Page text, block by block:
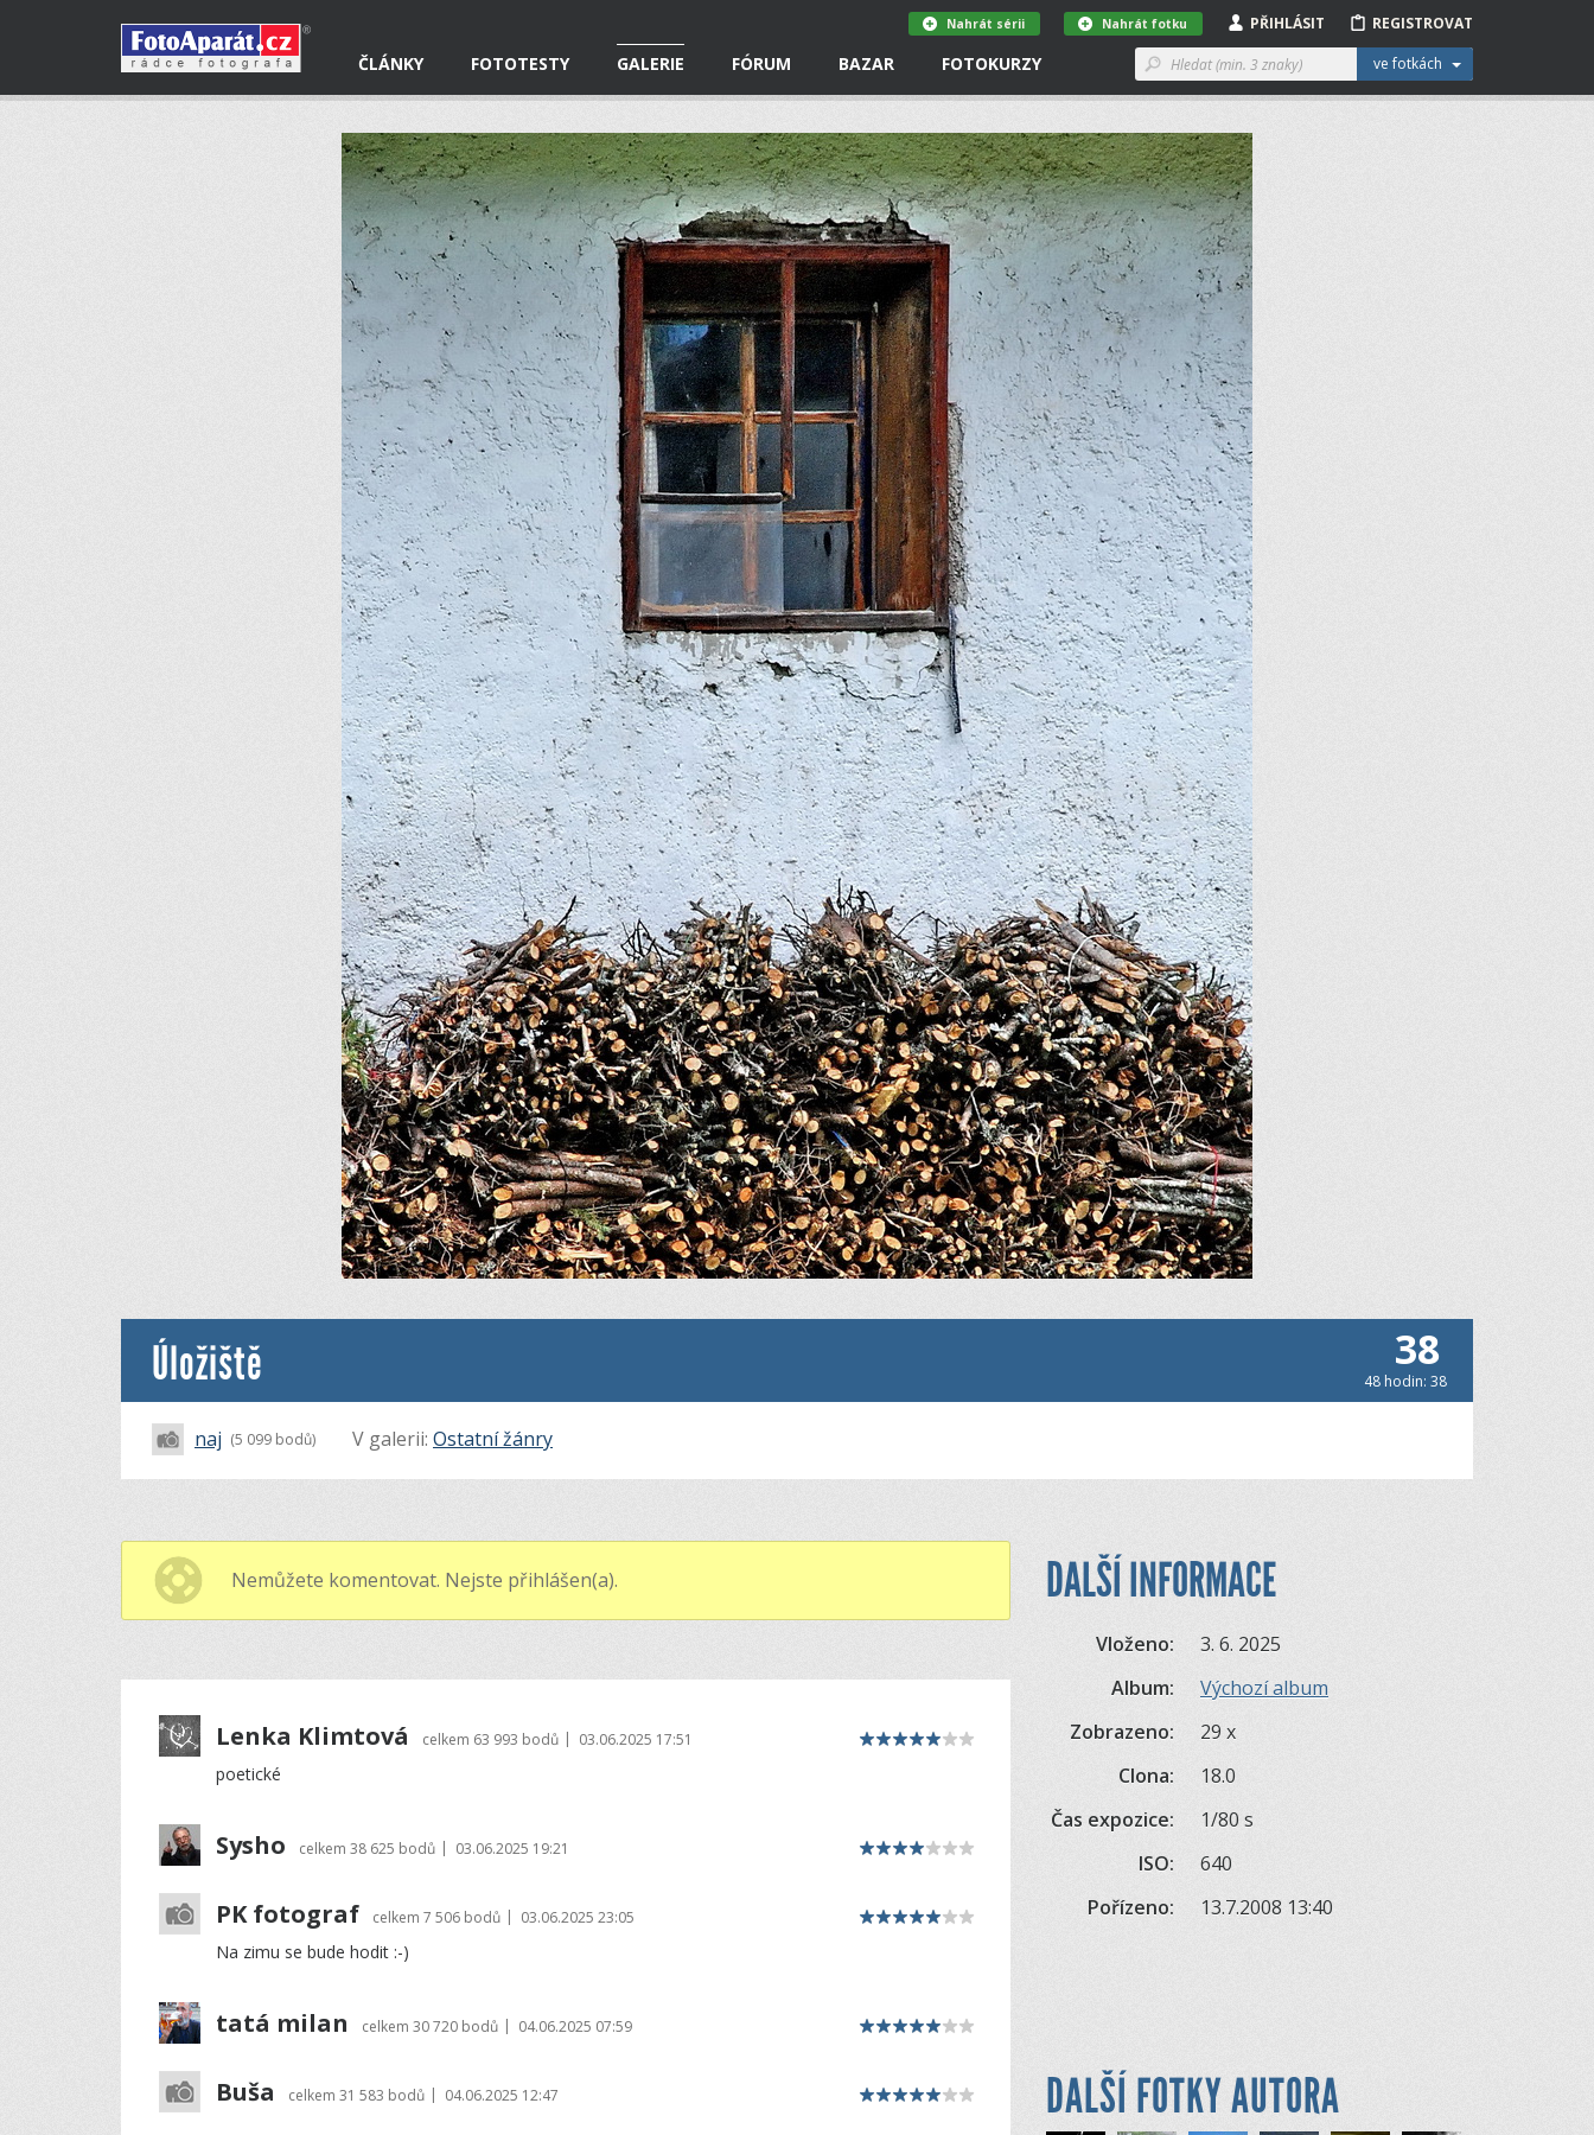
ČLÁNKY FOTOTESTY GALERIE FÓRUM BAZAR FOTOKURZY ve fotkách
REGISTROVAT
PŘIHLÁSIT
Nahrát fotku
Nahrát sérii
Úložiště 38
48 hodin: 38
naj (5 099 bodů) V galerii: Ostatní žánry
Nemůžete komentovat. Nejste přihlášen(a).
Lenka Klimtová celkem 63 993 bodů | 03.06.2025 17:51
poetické
Sysho celkem 38 625 bodů | 03.06.2025 19:21
PK fotograf celkem 7 506 bodů | 03.06.2025 23:05
Na zimu se bude hodit :-)
tatá milan celkem 30 720 bodů | 04.06.2025 07:59
Buša celkem 31 583 bodů | 04.06.2025 12:47
DALŠÍ INFORMACE
Vloženo:
3. 6. 2025
Album:
Výchozí album
Zobrazeno:
29 x
Clona:
18.0
Čas expozice:
1/80 s
ISO:
640
Pořízeno:
13.7.2008 13:40
DALŠÍ FOTKY AUTORA